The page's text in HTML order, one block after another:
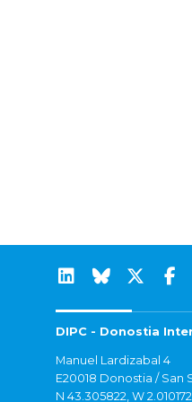
DIPC - Donostia
Manuel Lardizabal 4
E20018 Donostia / San
N 43.305822, W 2.010172